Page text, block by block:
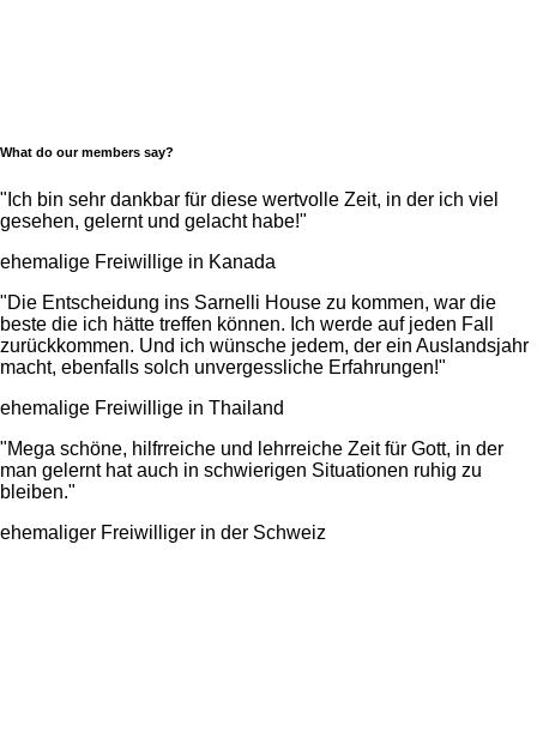
What do our members say?
"Ich bin sehr dankbar für diese wertvolle Zeit, in der ich viel
gesehen, gelernt und gelacht habe!"
ehemalige Freiwillige in Kanada
"Die Entscheidung ins Sarnelli House zu kommen, war die
beste die ich hätte treffen können. Ich werde auf jeden Fall
zurückkommen. Und ich wünsche jedem, der ein Auslandsjahr
macht, ebenfalls solch unvergessliche Erfahrungen!"
ehemalige Freiwillige in Thailand
"Mega schöne, hilfrreiche und lehrreiche Zeit für Gott, in der
man gelernt hat auch in schwierigen Situationen ruhig zu
bleiben."
ehemaliger Freiwilliger in der Schweiz